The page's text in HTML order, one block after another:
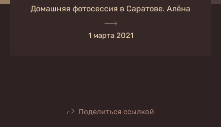
Домашняя фотосессия в Саратове. Алёна
1 марта 2021
Поделиться ссылкой